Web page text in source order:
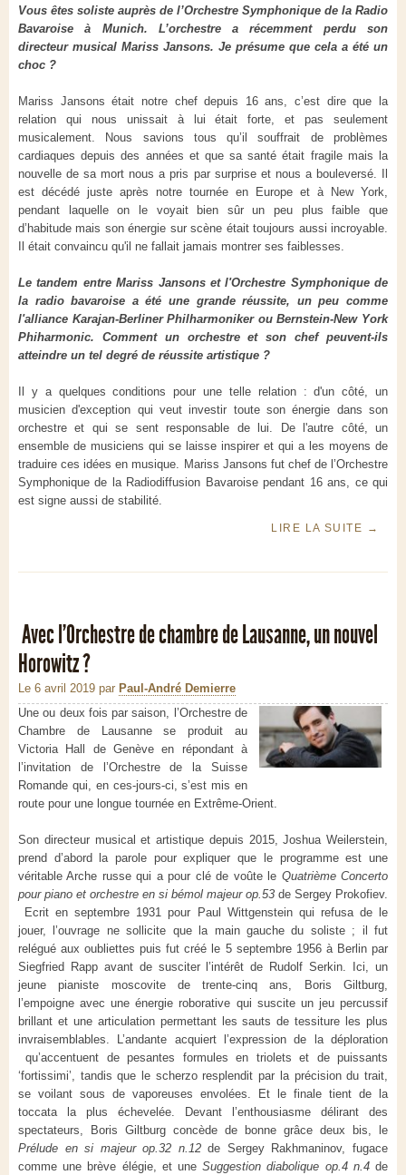
Vous êtes soliste auprès de l’Orchestre Symphonique de la Radio
Bavaroise à Munich. L’orchestre a récemment perdu son
directeur musical Mariss Jansons. Je présume que cela a été un
choc ?
Mariss Jansons était notre chef depuis 16 ans, c’est dire que la
relation qui nous unissait à lui était forte, et pas seulement
musicalement. Nous savions tous qu’il souffrait de problèmes
cardiaques depuis des années et que sa santé était fragile mais la
nouvelle de sa mort nous a pris par surprise et nous a bouleversé. Il
est décédé juste après notre tournée en Europe et à New York,
pendant laquelle on le voyait bien sûr un peu plus faible que
d’habitude mais son énergie sur scène était toujours aussi incroyable.
Il était convaincu qu'il ne fallait jamais montrer ses faiblesses.
Le tandem entre Mariss Jansons et l'Orchestre Symphonique de
la radio bavaroise a été une grande réussite, un peu comme
l'alliance Karajan-Berliner Philharmoniker ou Bernstein-New York
Phiharmonic. Comment un orchestre et son chef peuvent-ils
atteindre un tel degré de réussite artistique ?
Il y a quelques conditions pour une telle relation : d'un côté, un
musicien d'exception qui veut investir toute son énergie dans son
orchestre et qui se sent responsable de lui. De l'autre côté, un
ensemble de musiciens qui se laisse inspirer et qui a les moyens de
traduire ces idées en musique. Mariss Jansons fut chef de l’Orchestre
Symphonique de la Radiodiffusion Bavaroise pendant 16 ans, ce qui
est signe aussi de stabilité.
LIRE LA SUITE →
Avec l’Orchestre de chambre de Lausanne, un nouvel
Horowitz ?
Le 6 avril 2019 par Paul-André Demierre
Une ou deux fois par saison, l’Orchestre de
Chambre de Lausanne se produit au
Victoria Hall de Genève en répondant à
l’invitation de l’Orchestre de la Suisse
Romande qui, en ces-jours-ci, s’est mis en
route pour une longue tournée en Extrême-Orient.
Son directeur musical et artistique depuis 2015, Joshua Weilerstein,
prend d’abord la parole pour expliquer que le programme est une
véritable Arche russe qui a pour clé de voûte le Quatrième Concerto
pour piano et orchestre en si bémol majeur op.53 de Sergey Prokofiev.
Ecrit en septembre 1931 pour Paul Wittgenstein qui refusa de le
jouer, l’ouvrage ne sollicite que la main gauche du soliste ; il fut
relégué aux oubliettes puis fut créé le 5 septembre 1956 à Berlin par
Siegfried Rapp avant de susciter l’intérêt de Rudolf Serkin. Ici, un
jeune pianiste moscovite de trente-cinq ans, Boris Giltburg,
l’empoigne avec une énergie roborative qui suscite un jeu percussif
brillant et une articulation permettant les sauts de tessiture les plus
invraisemblables. L’andante acquiert l’expression de la déploration
qu’accentuent de pesantes formules en triolets et de puissants
‘fortissimi’, tandis que le scherzo resplendit par la précision du trait,
se voilant sous de vaporeuses envolées. Et le finale tient de la
toccata la plus échevelée. Devant l’enthousiasme délirant des
spectateurs, Boris Giltburg concède de bonne grâce deux bis, le
Prélude en si majeur op.32 n.12de Sergey Rakhmaninov, fugace
comme une brève élégie, et uneSuggestion diabolique op.4 n.4de